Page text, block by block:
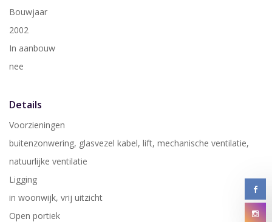
Bouwjaar
2002
In aanbouw
nee
Details
Voorzieningen
buitenzonwering, glasvezel kabel, lift, mechanische ventilatie,
natuurlijke ventilatie
Ligging
in woonwijk, vrij uitzicht
Open portiek